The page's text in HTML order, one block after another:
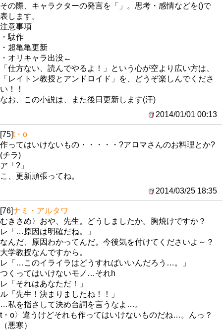
その際、キャラクターの発言を「」。思考・感情などを()で
表します。
注意事項
・駄作
・超亀亀更新
・オリキャラ出没←
「仕方ない、読んでやるよ！」という心が空より広い方は、
「レイトン教授とアンドロイド」を、どうぞ楽しんでくださ
い！！
なお、この小説は、また後日更新します(汗)
2014/01/01 00:13
[75]t・o
作ってはいけないもの・・・・・?アロマさんのお料理とか?
(チラ)
ア「?」
こ、更新頑張ってね。
2014/03/25 18:35
[76]ナミ・アルタワ
むきさめ〉おや、先生。どうしましたか。胸焼けですか？
レ「…原因は明確だね。」
なんだ、原因わかってんだ。今後気を付けてくださいよ～？
大学教授なんですから。
レ「…このイライラはどうすればいいんだろう…。」
つくってはいけないモノ…それh
レ「それはあなただ！」
ル「先生！決まりましたね！！」
…私を指さして決め台詞を言うなよ…。
t・o〉違うけどそれも作ってはいけないものだね…。んっ？
（悪寒）